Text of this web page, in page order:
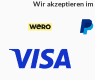
Wir akzeptieren im